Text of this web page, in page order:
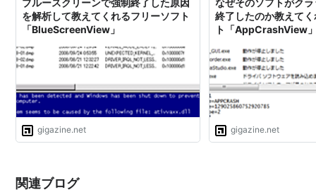
ブルースクリーンで強制終了した原因
を解析して教えてくれるフリーソフト
「BlueScreenView」
gigazine.net
なぜそのソフトがク
終了したのか教えて
ト「AppCrashView
gigazine.net
関連ブログ